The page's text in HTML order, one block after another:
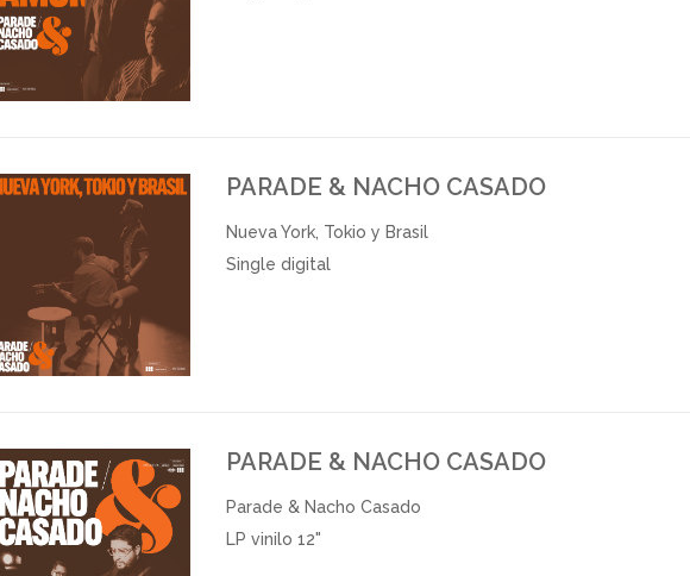
PARADE & NACHO CASADO
Nueva York, Tokio y Brasil
Single digital
PARADE & NACHO CASADO
Parade & Nacho Casado
LP vinilo 12"